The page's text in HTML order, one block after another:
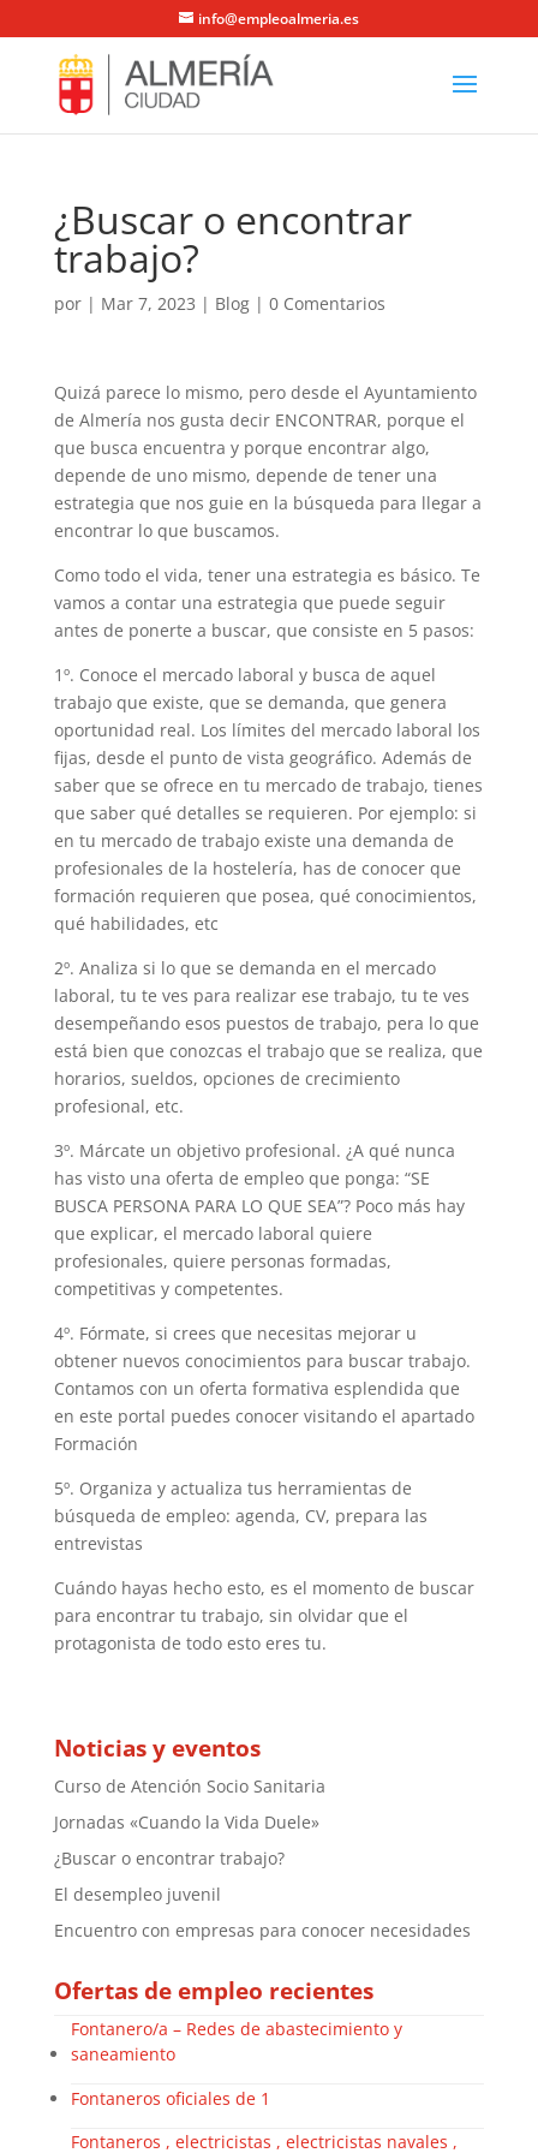
info@empleoalmeria.es
¿Buscar o encontrar
trabajo?
por | Mar 7, 2023 | Blog| 0 Comentarios
Quizá parece lo mismo, pero desde el Ayuntamiento
de Almería nos gusta decir ENCONTRAR, porque el
que busca encuentra y porque encontrar algo,
depende de uno mismo, depende de tener una
estrategia que nos guie en la búsqueda para llegar a
encontrar lo que buscamos.
Como todo el vida, tener una estrategia es básico. Te
vamos a contar una estrategia que puede seguir
antes de ponerte a buscar, que consiste en 5 pasos:
1º. Conoce el mercado laboral y busca de aquel
trabajo que existe, que se demanda, que genera
oportunidad real. Los límites del mercado laboral los
fijas, desde el punto de vista geográfico. Además de
saber que se ofrece en tu mercado de trabajo, tienes
que saber qué detalles se requieren. Por ejemplo: si
en tu mercado de trabajo existe una demanda de
profesionales de la hostelería, has de conocer que
formación requieren que posea, qué conocimientos,
qué habilidades, etc
2º. Analiza si lo que se demanda en el mercado
laboral, tu te ves para realizar ese trabajo, tu te ves
desempeñando esos puestos de trabajo, pera lo que
está bien que conozcas el trabajo que se realiza, que
horarios, sueldos, opciones de crecimiento
profesional, etc.
3º. Márcate un objetivo profesional. ¿A qué nunca
has visto una oferta de empleo que ponga: “SE
BUSCA PERSONA PARA LO QUE SEA”? Poco más hay
que explicar, el mercado laboral quiere
profesionales, quiere personas formadas,
competitivas y competentes.
4º. Fórmate, si crees que necesitas mejorar u
obtener nuevos conocimientos para buscar trabajo.
Contamos con un oferta formativa esplendida que
en este portal puedes conocer visitando el apartado
Formación
5º. Organiza y actualiza tus herramientas de
búsqueda de empleo: agenda, CV, prepara las
entrevistas
Cuándo hayas hecho esto, es el momento de buscar
para encontrar tu trabajo, sin olvidar que el
protagonista de todo esto eres tu.
Noticias y eventos
Curso de Atención Socio Sanitaria
Jornadas «Cuando la Vida Duele»
¿Buscar o encontrar trabajo?
El desempleo juvenil
Encuentro con empresas para conocer necesidades
Ofertas de empleo recientes
Fontanero/a – Redes de abastecimiento y
saneamiento
Fontaneros oficiales de 1
Fontaneros , electricistas , electricistas navales ,